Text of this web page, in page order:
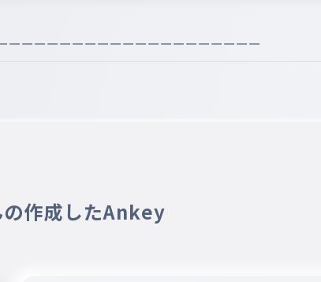
ーーーーーーーーーーーーーーーーーーー
作成したAnkey